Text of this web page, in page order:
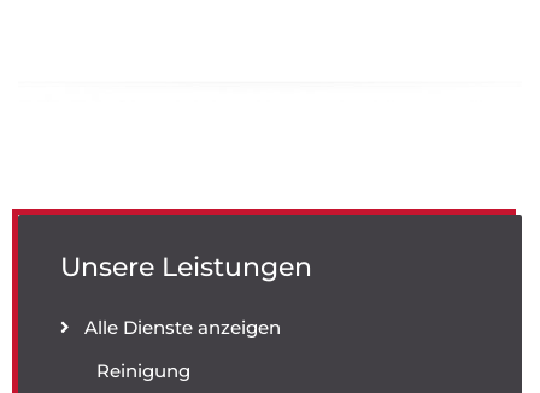
Unsere Leistungen
Alle Dienste anzeigen
Reinigung